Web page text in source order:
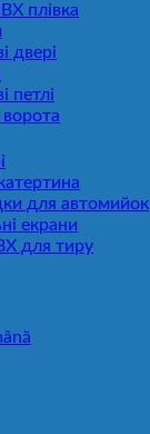
плівка
двері
петлі
ворота
для автомийок
екрани
для тиру